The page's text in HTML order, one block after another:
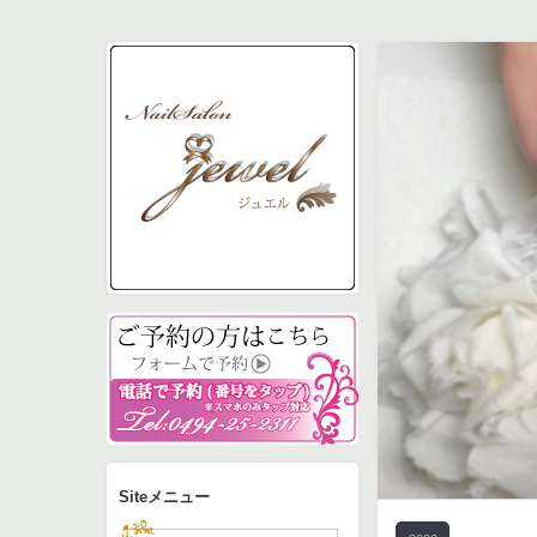
予約フォーム
電話0494-25-2311で予
Siteメニュー